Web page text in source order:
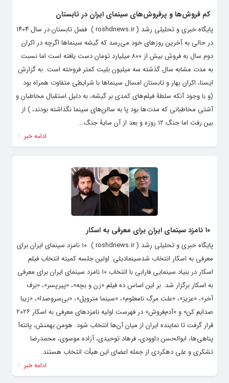
کم فروش‌ها و پرفروش‌های سینمای ایران در تابستان
پایگاه خبری و تحلیلی رشد ( roshdnews.ir ) فصل تابستان در سال ۱۴۰۴
در حالی به آخرین روزهای خود می‌رسد که گیشه سینماها اگرچه در اکران
دوم سال به فروش بیش از ۸۰۰ میلیارد تومان دست یافته است اما نسبت
به مدت مشابه سال گذشته سه میلیون بلیت کمتر فروخته است. به گزارش
ایسنا، اکران بهار و تابستان امسال سینماها با شرایطی متفاوت همراه بود
(و با وجود آنکه سلطۀ فیلم‌های کمدی بر گیشه، به دلیل استقبال مخاطبان و
آشتی مخاطبانی که مدت‌ها بود پا به سالن‌های سینما نگذاشته بودند، ) از
بین رفت اما جنگ ۱۲ روزه و بعد از آن سایۀ جنگ...
ادامه خبر
۱۰ نامزد سینمای ایران برای معرفی به اسکار
پایگاه خبری و تحلیلی رشد ( roshdnews.ir ) ۱۰ نامزد سینمای ایران برای
معرفی به اسکار انتخاب شدسینمادیلی: اولین جلسه کمیته انتخاب فیلم
اسکار در بنیاد سینمایی فارابی با انتخاب ۱۰ نامزد سینمای ایران برای معرفی
به اسکار برگزار شد. بر این اساس ده فیلم «زن و بچه»، «پیرپسر»، «برف
آخر»، «عزیز»، «علت مرگ نامعلوم»، «سینما متروپل»، «بی‌سروصدا»، «زیبا
صدایم کن» و «آدم‌فروش» در فهرست اولیه نامزدهای معرفی به اسکار ۲۰۲۶
قرار گرفت تا نماینده ایران از میان آن‌ها انتخاب شود. هومن بهمنش، پانته‌آ
پناهی‌ها، ابوالحسن داوودی، فرهاد توحیدی، آزاده موسوی، محمدرضا
تشکری و علی دهکردی از جمله اعضای این هیأت انتخاب هستند.
ادامه خبر